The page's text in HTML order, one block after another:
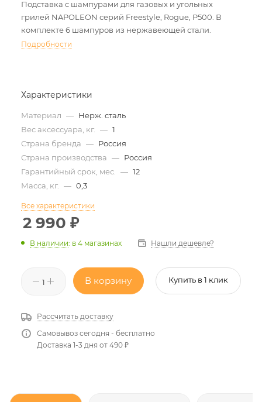
Подставка с шампурами для газовых и угольных
грилей NAPOLEON серий Freestyle, Rogue, P500. В
комплекте 6 шампуров из нержавеющей стали.
Подробности
Характеристики
Материал — Нерж. сталь
Вес аксессуара, кг.
— 1
Страна бренда — Россия
Страна производства — Россия
Гарантийный срок, мес.
— 12
Масса, кг.
— 0,3
Все характеристики
2 990 ₽
В наличии: в 4 магазинах Нашли дешевле?
В корзину Купить в 1 клик
Рассчитать доставку
Самовывоз сегодня - бесплатно
Доставка 1-3 дня от 490 ₽